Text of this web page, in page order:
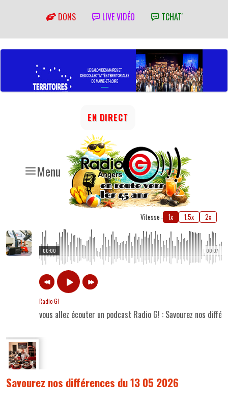
DONS LIVE VIDÉO TCHAT'
Menu
EN DIRECT
Vitesse : 1x 1.5x 2x
00:07
00:00
Radio G!
vous allez écouter un podcast Radio G! : Savourez nos
Savourez nos différences du 13 05 2026